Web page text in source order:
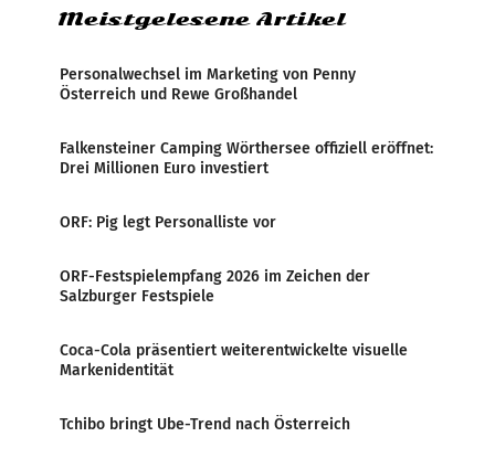
Meistgelesene Artikel
Personalwechsel im Marketing von Penny
Österreich und Rewe Großhandel
Falkensteiner Camping Wörthersee offiziell eröffnet:
Drei Millionen Euro investiert
ORF: Pig legt Personalliste vor
ORF-Festspielempfang 2026 im Zeichen der
Salzburger Festspiele
Coca-Cola präsentiert weiterentwickelte visuelle
Markenidentität
Tchibo bringt Ube-Trend nach Österreich